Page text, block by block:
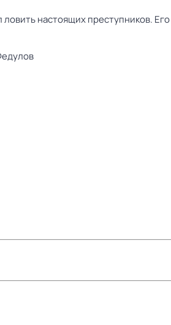
настоящих преступников.